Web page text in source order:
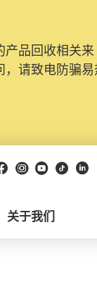
产品回收相关来
，请致电防骗
Facebook
Instagram
Youtube
抖音
关于我们